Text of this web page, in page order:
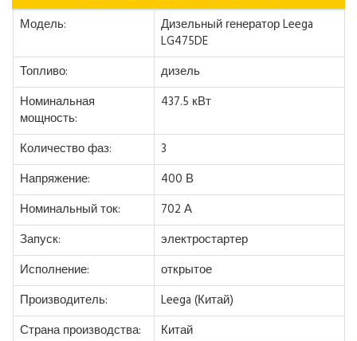
Модель:
Дизельный генератор Leega
LG475DE
Топливо:
дизель
Номинальная
мощность:
437.5 кВт
Количество фаз:
3
Напряжение:
400 В
Номинальный ток:
702 А
Запуск:
электростартер
Исполнение:
открытое
Производитель:
Leega (Китай)
Страна производства:
Китай